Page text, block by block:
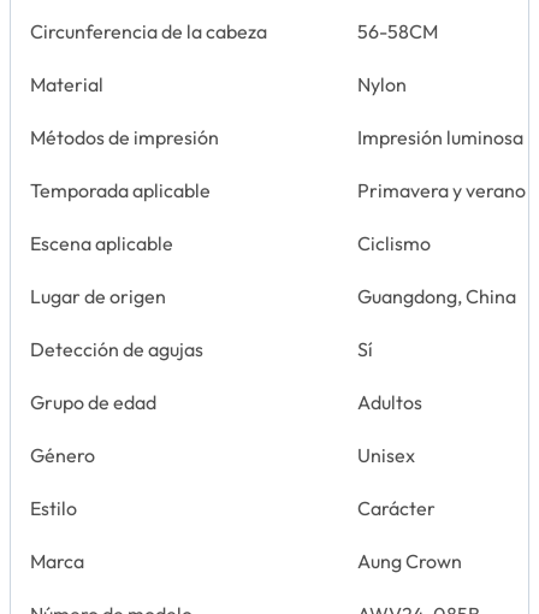
Circunferencia de la cabeza 56-58CM
Material Nylon
Métodos de impresión Impresión luminosa
Temporada aplicable Primavera y verano
Escena aplicable Ciclismo
Lugar de origen Guangdong, China
Detección de agujas Sí
Grupo de edad Adultos
Género Unisex
Estilo Carácter
Marca Aung Crown